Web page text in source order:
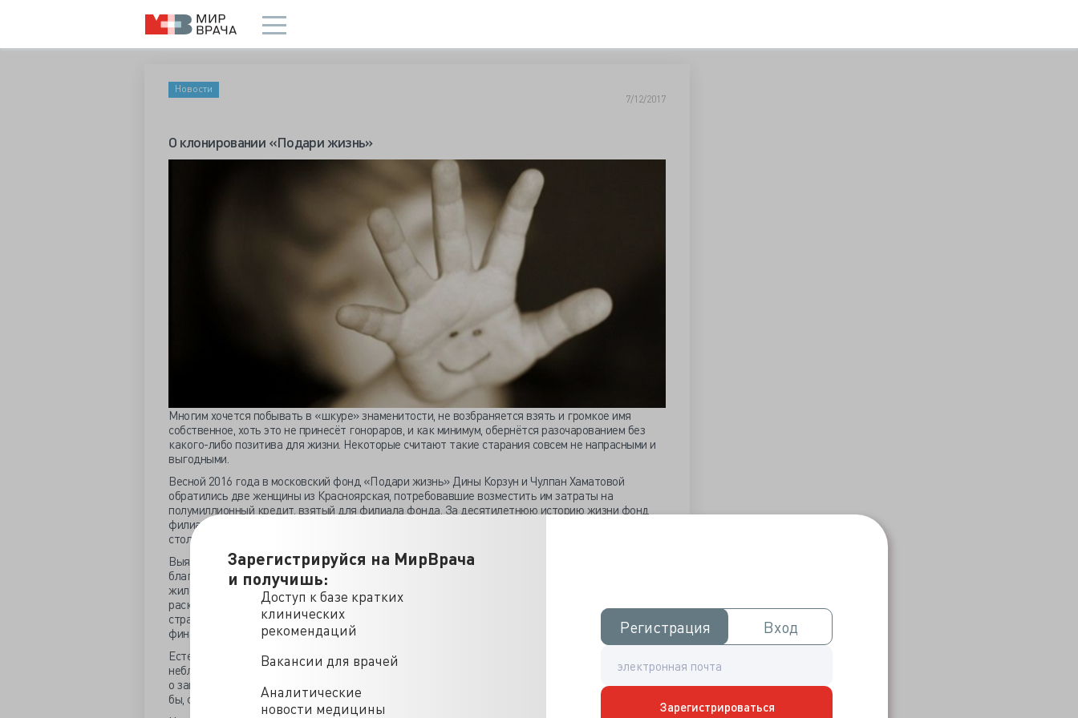
Зарегистрируйся на МирВрача
и получишь:
Доступ к базе кратких
клинических
рекомендаций
Вакансии для врачей
Аналитические
новости медицины
Регистрация
Регистрация Вход
Вход
Зарегистрироваться
Новости
7/12/2017
О клонировании «Подари жизнь»
Многим хочется побывать в «шкуре» знаменитости, не возбраняется взять и громкое имя
собственное, хоть это не принесёт гонораров, и как минимум, обернётся разочарованием без
какого-либо позитива для жизни. Некоторые считают такие старания совсем не напрасными и
выгодными.
Весной 2016 года в московский фонд «Подари жизнь» Дины Корзун и Чулпан Хаматовой
обратились две женщины из Красноярская, потребовавшие возместить им затраты на
полумиллионный кредит, взятый для филиала фонда. За десятилетнюю историю жизни фонд
филиалами не обзавёлся, всю прославившую имя некоммерческой организации работу вели
столичные сотрудники, волонтёры и неравнодушные к чужой беде люди.
Выяснилось, что женщины взяли кредиты для четы красноярцев, управляющих собственным
благотворительным фондом «Подари жизнь 24», зарегистрированным в начале 2015 года в
жилом доме на окраине сибирского города. Фонд хоть и назывался фондом и имя имел
раскрученное, но не был замечен на поле настоящей благотворительности и вообще помощи
страждущим ещё не оказал, а учредители двойника отбивались от кредиторов,
финансировавших их прошлый торговый бизнес.
Естественно, что настоящий работящий и прославленный «Подари жизнь» возмутился
неблаговидным клоном и решил оградить своё доброе имя от всех «прилипал», подав в суд иск
о защите достоинства и запрете на использование названия фонда «Подари жизнь». Казалось
бы, стопроцентно выигрышное дело укажет красноярским и прочим мошенникам их место.